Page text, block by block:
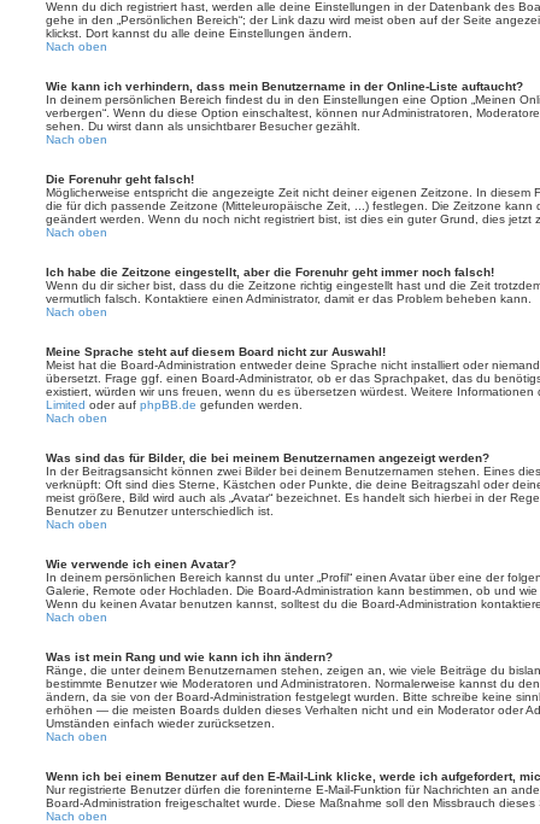
Wenn du dich registriert hast, werden alle deine Einstellungen in der Datenbank des
gehe in den „Persönlichen Bereich“; der Link dazu wird meist oben auf der Seite
klickst. Dort kannst du alle deine Einstellungen ändern.
Nach oben
Wie kann ich verhindern, dass mein Benutzername in der Online-Liste auftaucht?
In deinem persönlichen Bereich findest du in den Einstellungen eine Option „Meinen
verbergen“. Wenn du diese Option einschaltest, können nur Administratoren,
sehen. Du wirst dann als unsichtbarer Besucher gezählt.
Nach oben
Die Forenuhr geht falsch!
Möglicherweise entspricht die angezeigte Zeit nicht deiner eigenen Zeitzone. In diesem
die für dich passende Zeitzone (Mitteleuropäische Zeit, ...) festlegen. Die Zeitzone kann
geändert werden. Wenn du noch nicht registriert bist, ist dies ein guter Grund, dies jetzt
Nach oben
Ich habe die Zeitzone eingestellt, aber die Forenuhr geht immer noch falsch!
Wenn du dir sicher bist, dass du die Zeitzone richtig eingestellt hast und die Zeit
vermutlich falsch. Kontaktiere einen Administrator, damit er das Problem beheben kann.
Nach oben
Meine Sprache steht auf diesem Board nicht zur Auswahl!
Meist hat die Board-Administration entweder deine Sprache nicht installiert oder
übersetzt. Frage ggf. einen Board-Administrator, ob er das Sprachpaket, das du
existiert, würden wir uns freuen, wenn du es übersetzen würdest. Weitere
Limited oder auf phpBB.de gefunden werden.
Nach oben
Was sind das für Bilder, die bei meinem Benutzernamen angezeigt werden?
In der Beitragsansicht können zwei Bilder bei deinem Benutzernamen stehen. Eines
verknüpft: Oft sind dies Sterne, Kästchen oder Punkte, die deine Beitragszahl oder
meist größere, Bild wird auch als „Avatar“ bezeichnet. Es handelt sich hierbei in der
Benutzer zu Benutzer unterschiedlich ist.
Nach oben
Wie verwende ich einen Avatar?
In deinem persönlichen Bereich kannst du unter „Profil“ einen Avatar über eine der
Galerie, Remote oder Hochladen. Die Board-Administration kann bestimmen, ob und
Wenn du keinen Avatar benutzen kannst, solltest du die Board-Administration
Nach oben
Was ist mein Rang und wie kann ich ihn ändern?
Ränge, die unter deinem Benutzernamen stehen, zeigen an, wie viele Beiträge du
bestimmte Benutzer wie Moderatoren und Administratoren. Normalerweise kannst du
ändern, da sie von der Board-Administration festgelegt wurden. Bitte schreibe keine
erhöhen — die meisten Boards dulden dieses Verhalten nicht und ein Moderator oder
Umständen einfach wieder zurücksetzen.
Nach oben
Wenn ich bei einem Benutzer auf den E-Mail-Link klicke, werde ich aufgefordert,
Nur registrierte Benutzer dürfen die foreninterne E-Mail-Funktion für Nachrichten an
Board-Administration freigeschaltet wurde. Diese Maßnahme soll den Missbrauch
Nach oben